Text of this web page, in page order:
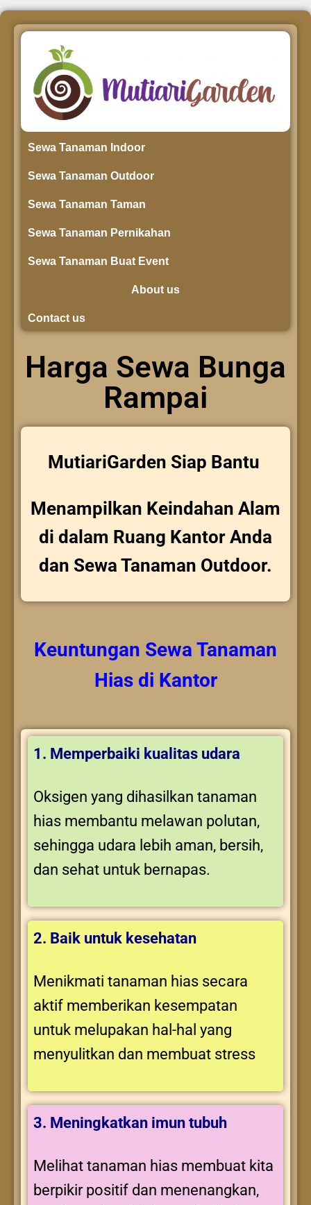
Sewa Tanaman Indoor
Sewa Tanaman Outdoor
Sewa Tanaman Taman
Sewa Tanaman Pernikahan
Sewa Tanaman Buat Event
About us
Contact us
Harga Sewa Bunga
Rampai
MutiariGarden Siap Bantu
Menampilkan Keindahan Alam
di dalam Ruang Kantor Anda
dan Sewa Tanaman Outdoor.
Keuntungan Sewa Tanaman
Hiasdi Kantor
1. Memperbaiki kualitas udara
Oksigen yang dihasilkan tanaman
hias membantu melawan polutan,
sehingga udara lebih aman, bersih,
dan sehat untuk bernapas.
2. Baik untuk kesehatan
Menikmati tanaman hias secara
aktif memberikan kesempatan
untuk melupakan hal-hal yang
menyulitkan dan membuat stress
3. Meningkatkan imun tubuh
Melihat tanaman hias membuat kita
berpikir positif dan menenangkan,